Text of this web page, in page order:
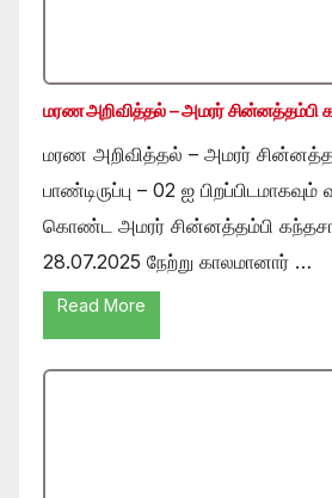
மரண அறிவித்தல் – அமரர் சின்னத்தம்பி
மரண அறிவித்தல் – அமரர்
பாண்டிருப்பு – 02 ஐ பிறப்பிடமாகவும்
கொண்ட அமரர் சின்னத்தம்பி
28.07.2025 நேற்று காலமானார் …
Read More